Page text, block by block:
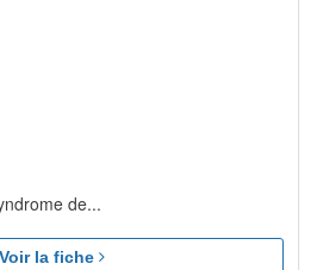
de...
Voir la fiche